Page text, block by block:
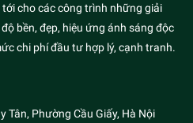
cho các công trình những giải
bền, đẹp, hiệu ứng ánh sáng độc
chi phí đầu tư hợp lý, cạnh tranh.
Tân, Phường Cầu Giấy, Hà Nội